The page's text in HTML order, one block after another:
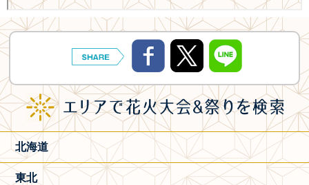
北海道
東北